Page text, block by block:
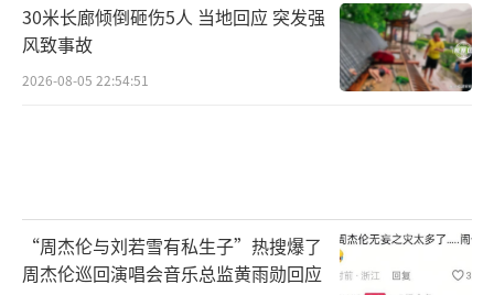
30米长廊倾倒砸伤5人 当地回应 突发强
风致事故
2026-08-05 22:54:51
“周杰伦与刘若雪有私生子”热搜爆了
周杰伦巡回演唱会音乐总监黄雨勋回应